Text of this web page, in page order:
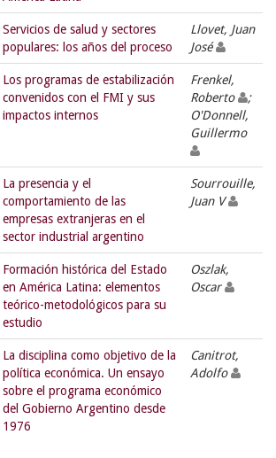
Servicios de salud y sectores
populares: los años del proceso
Llovet, Juan
José
Los programas de estabilización
convenidos con el FMI y sus
impactos internos
Frenkel,
Roberto
;
O'Donnell,
Guillermo
La presencia y el
comportamiento de las
empresas extranjeras en el
sector industrial argentino
Sourrouille,
Juan V
Formación histórica del Estado
en América Latina: elementos
teórico-metodológicos para su
estudio
Oszlak,
Oscar
La disciplina como objetivo de la
política económica. Un ensayo
sobre el programa económico
del Gobierno Argentino desde
1976
Canitrot,
Adolfo